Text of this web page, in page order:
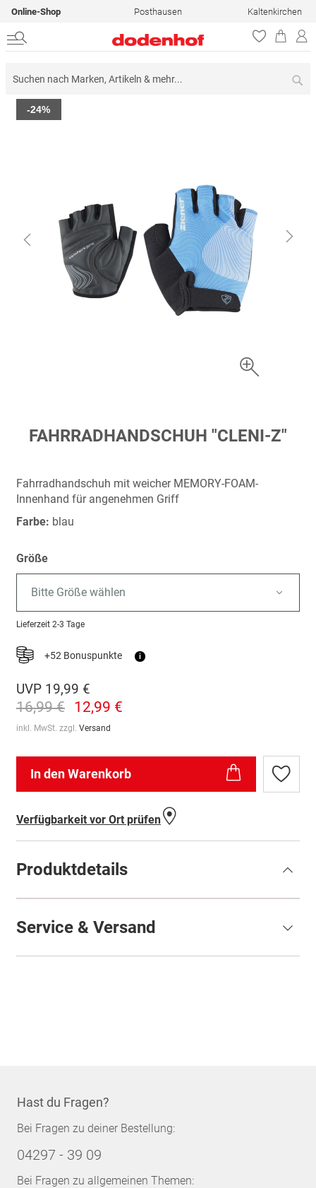
Online-Shop Posthausen Kaltenkirchen
Zum
Ende
-24%
Zum
Anfang
springen
FAHRRADHANDSCHUH "CLENI-Z"
Fahrradhandschuh mit weicher MEMORY-FOAM-
Innenhand für angenehmen Griff
Farbe: blau
Größe
Bitte Größe wählen
Lieferzeit 2-3 Tage
+52 Bonuspunkte i
UVP 19,99 €
16,99 € 12,99 €
inkl. MwSt. zzgl. Versand
In den Warenkorb
Zur
Verfügbarkeit vor Ort prüfen
Produktdetails
Service & Versand
Hast du Fragen?
Bei Fragen zu deiner Bestellung:
04297 - 39 09
Bei Fragen zu allgemeinen Themen: